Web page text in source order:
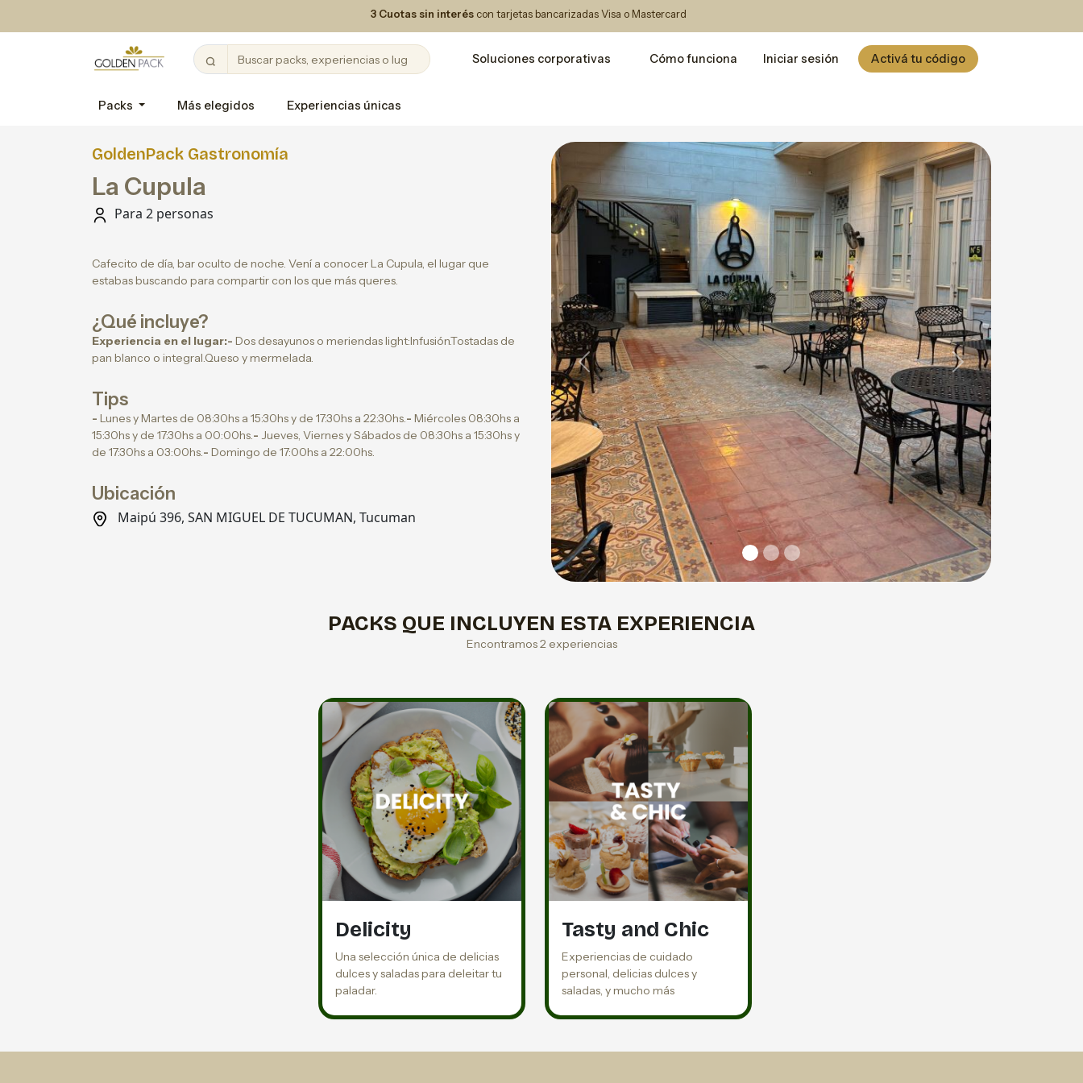
3 Cuotas sin interés con tarjetas bancarizadas Visa o Mastercard
Soluciones corporativas Cómo funciona Iniciar sesión Activá tu código
Packs Más elegidos Experiencias únicas
GoldenPack Gastronomía
La Cupula
Para 2 personas
Cafecito de día, bar oculto de noche. Vení a conocer La Cupula, el lugar que
estabas buscando para compartir con los que más queres.
¿Qué incluye?
Experiencia en el lugar:- Dos desayunos o meriendas light:Infusión.Tostadas de
pan blanco o integral.Queso y mermelada.
Tips
- Lunes y Martes de 08:30hs a 15:30hs y de 17:30hs a 22:30hs.- Miércoles 08:30hs a
15:30hs y de 17:30hs a 00:00hs.- Jueves, Viernes y Sábados de 08:30hs a 15:30hs y
de 17:30hs a 03:00hs.- Domingo de 17:00hs a 22:00hs.
Ubicación
Maipú 396, SAN MIGUEL DE TUCUMAN, Tucuman
Previous Next
PACKS QUE INCLUYEN ESTA EXPERIENCIA
Encontramos 2 experiencias
Delicity
Una selección única de delicias
dulces y saladas para deleitar tu
paladar.
Tasty and Chic
Experiencias de cuidado
personal, delicias dulces y
saladas, y mucho más